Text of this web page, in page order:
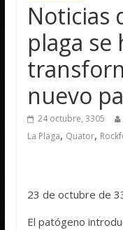
Noticias
plaga se
nuevo
24 octubre, 3305
La Plaga, Quator,
23 de octubre de
El patógeno